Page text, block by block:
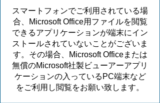
スマートフォンでご利用されている場
合、Microsoft Office用ファイルを閲覧
できるアプリケーションが端末にイン
ストールされていないことがございま
す。その場合、Microsoft Officeまたは
無償のMicrosoft社製ビューアーアプリ
ケーションの入っているPC端末など
をご利用し閲覧をお願い致します。